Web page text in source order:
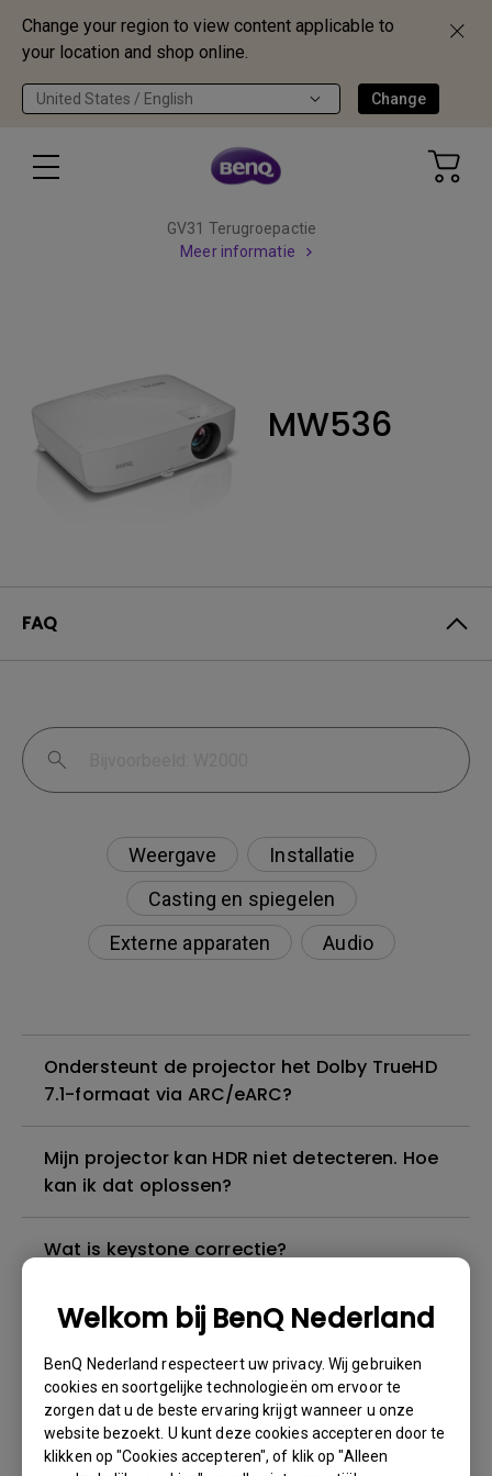
Change your region to view content applicable to
your location and shop online.
United States / English Change
Welkom bij BenQ Nederland
BenQ Nederland respecteert uw privacy. Wij gebruiken
cookies en soortgelijke technologieën om ervoor te
zorgen dat u de beste ervaring krijgt wanneer u onze
website bezoekt. U kunt deze cookies accepteren door te
klikken op "Cookies accepteren", of klik op "Alleen
GV31 Terugroepactie
Meer informatie
MW536
FAQ
Weergave
Installatie
Casting en spiegelen
Externe apparaten
Audio
Ondersteunt de projector het Dolby TrueHD
7.1-formaat via ARC/eARC?
Mijn projector kan HDR niet detecteren. Hoe
kan ik dat oplossen?
Wat is keystone correctie?
Ik kan geluid horen, maar het scherm wordt
altijd zwart wanneer ik mijn mobiele
apparaat met een kabel of adapter op de
projector aansluit en inhoud van Netflix,
Disney+, Hulu en andere probeer te
streamen. Hoe kan ik dit oplossen?